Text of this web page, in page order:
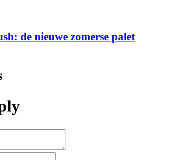
de nieuwe zomerse palet